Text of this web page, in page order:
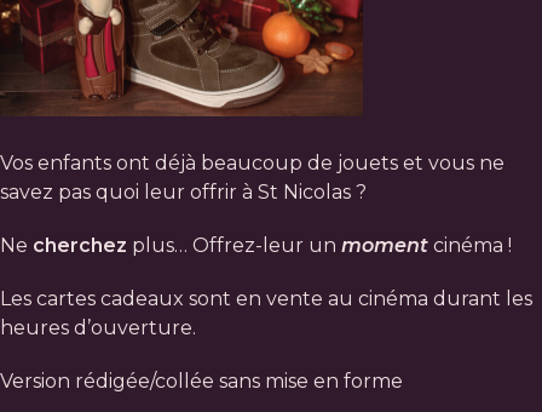
Vos enfants ont déjà beaucoup de jouets et vous ne
savez pas quoi leur offrir à St Nicolas ?
Ne cherchez plus… Offrez-leur un moment cinéma !
Les cartes cadeaux sont en vente au cinéma durant les
heures d’ouverture.
Version rédigée/collée sans mise en forme